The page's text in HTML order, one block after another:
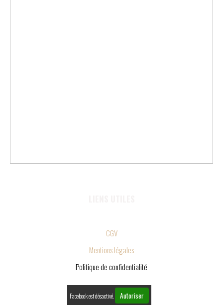
CGV
Mentions légales
Politique de confidentialité
Facebook est désactivé. Autoriser